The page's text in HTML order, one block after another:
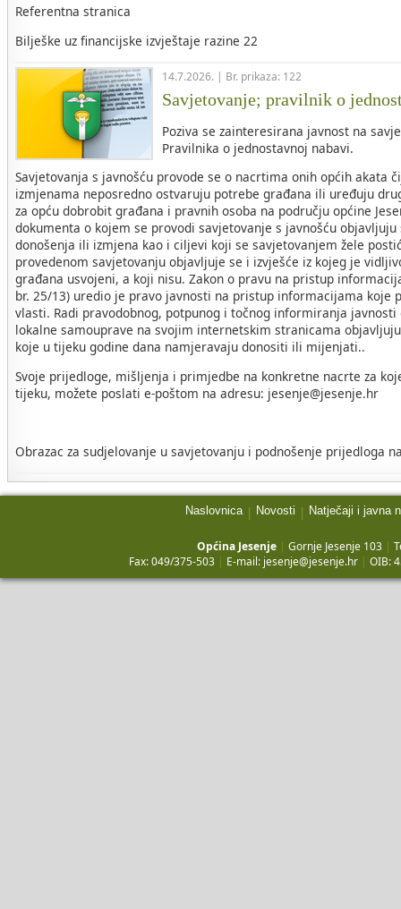
Referentna stranica
Bilješke uz financijske izvještaje razine 22
14.7.2026. | Br. prikaza: 122
Savjetovanje; pravilnik o
Poziva se zainteresirana javnost na
Pravilnika o jednostavnoj nabavi.
Savjetovanja s javnošću provode se o nacrtima onih općih akata
izmjenama neposredno ostvaruju potrebe građana ili uređuju
za opću dobrobit građana i pravnih osoba na području općine
dokumenta o kojem se provodi savjetovanje s javnošću objavljuju
donošenja ili izmjena kao i ciljevi koji se savjetovanjem žele
provedenom savjetovanju objavljuje se i izvješće iz kojeg je
građana usvojeni, a koji nisu. Zakon o pravu na pristup
br. 25/13) uredio je pravo javnosti na pristup informacijama koje
vlasti. Radi pravodobnog, potpunog i točnog informiranja
lokalne samouprave na svojim internetskim stranicama
koje u tijeku godine dana namjeravaju donositi ili mijenjati..
Svoje prijedloge, mišljenja i primjedbe na konkretne nacrte za
tijeku, možete poslati e-poštom na adresu: jesenje@jesenje.hr
Obrazac za sudjelovanje u savjetovanju i podnošenje prijedloga
Naslovnica | Novosti | Natječaji i javna
Općina Jesenje | Gornje Jesenje 103 |
Fax: 049/375-503 | E-mail: jesenje@jesenje.hr | OIB: